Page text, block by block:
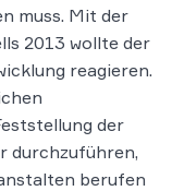
muss. Mit der
2013 wollte der
reagieren.
der
durchzuführen,
berufen